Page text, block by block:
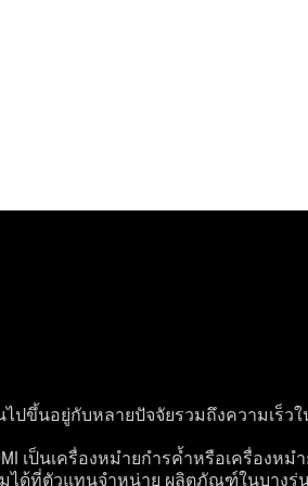
กันไปขึ้นอยู่กับหลายปัจจัยรวมถึงความ
เป็นเครื่องหมำยกำรค้ำหรือเครื่องห
ด้ที่ตัวแทนจำหน่าย ผลิตภัณฑ์ในบาง